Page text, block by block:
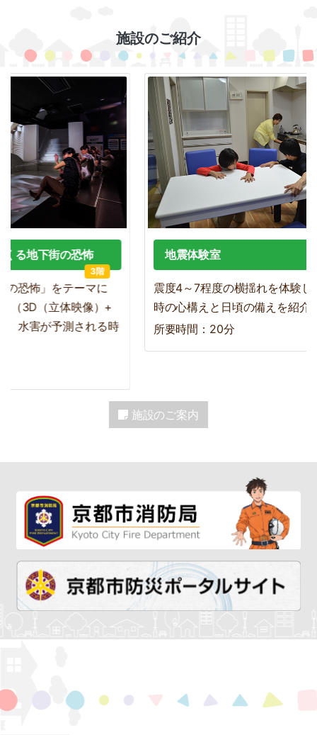
施設のご紹介
る地下街の恐怖
3階
恐怖」をテーマに
3D（立体映像）+
水害が予測される時
地震体験室
震度4～7程度の横揺れを体験し
時の心構えと日頃の備えを紹介
所要時間：20分
施設のご案内